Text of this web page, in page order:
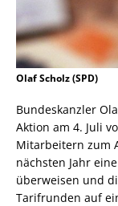
Olaf Scholz (SPD)
Bundeskanzler
Aktion am 4. Juli
Mitarbeitern zum
nächsten Jahr
überweisen und
Tarifrunden auf